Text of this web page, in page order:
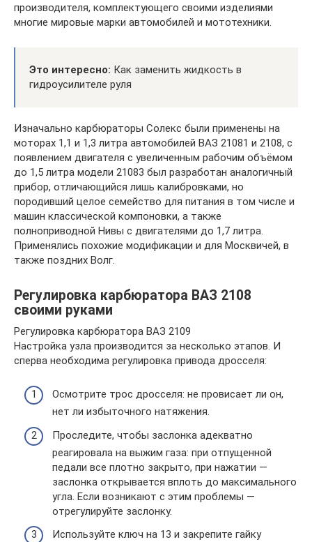
производителя, комплектующего своими изделиями
многие мировые марки автомобилей и мототехники.
Это интересно: Как заменить жидкость в
гидроусилителе руля
Изначально карбюраторы Солекс были применены на
моторах 1,1 и 1,3 литра автомобилей ВАЗ 21081 и 2108, с
появлением двигателя с увеличенным рабочим объёмом
до 1,5 литра модели 21083 был разработан аналогичный
прибор, отличающийся лишь калибровками, но
породивший целое семейство для питания в том числе и
машин классической компоновки, а также
полноприводной Нивы с двигателями до 1,7 литра.
Применялись похожие модификации и для Москвичей, в
также поздних Волг.
Регулировка карбюратора ВАЗ 2108
своими руками
Регулировка карбюратора ВАЗ 2109
Настройка узла производится за несколько этапов. И
сперва необходима регулировка привода дросселя:
Осмотрите трос дросселя: не провисает ли он,
нет ли избыточного натяжения.
Проследите, чтобы заслонка адекватно
реагировала на выжим газа: при отпущенной
педали все плотно закрыто, при нажатии —
заслонка открывается вплоть до максимального
угла. Если возникают с этим проблемы —
отрегулируйте заслонку.
Используйте ключ на 13 и закрепите гайку